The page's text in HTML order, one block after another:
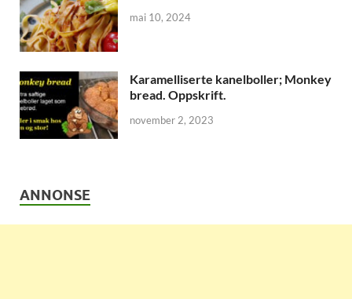
mai 10, 2024
Karamelliserte kanelboller; Monkey
bread. Oppskrift.
november 2, 2023
ANNONSE